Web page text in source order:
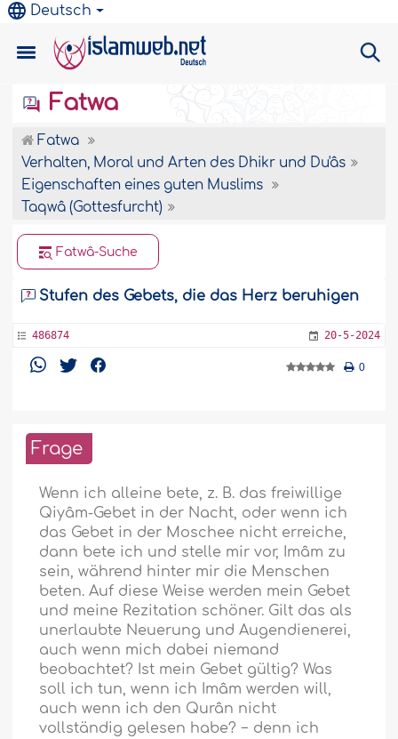
Deutsch
Fatwa
Fatwa
Verhalten, Moral und Arten des Dhikr und Du'âs
Eigenschaften eines guten Muslims
Taqwâ (Gottesfurcht)
Fatwâ-Suche
Stufen des Gebets, die das Herz beruhigen
486874 20-5-2024
0
Frage
Wenn ich alleine bete, z. B. das freiwillige
Qiyâm-Gebet in der Nacht, oder wenn ich
das Gebet in der Moschee nicht erreiche,
dann bete ich und stelle mir vor, Imâm zu
sein, während hinter mir die Menschen
beten. Auf diese Weise werden mein Gebet
und meine Rezitation schöner. Gilt das als
unerlaubte Neuerung und Augendienerei,
auch wenn mich dabei niemand
beobachtet? Ist mein Gebet gültig? Was
soll ich tun, wenn ich Imâm werden will,
auch wenn ich den Qurân nicht
vollständig gelesen habe? − denn ich